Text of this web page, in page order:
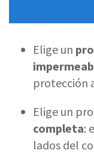
Elige un
protección
Elige un
completa:
lados del